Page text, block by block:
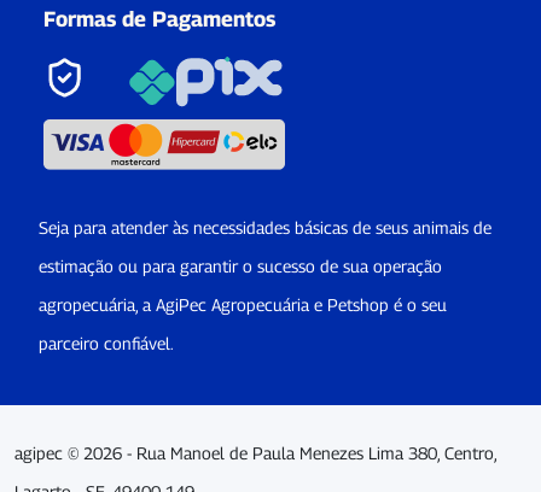
Formas de Pagamentos
Seja para atender às necessidades básicas de seus animais de
estimação ou para garantir o sucesso de sua operação
agropecuária, a AgiPec Agropecuária e Petshop é o seu
parceiro confiável.
agipec © 2026 - Rua Manoel de Paula Menezes Lima 380, Centro,